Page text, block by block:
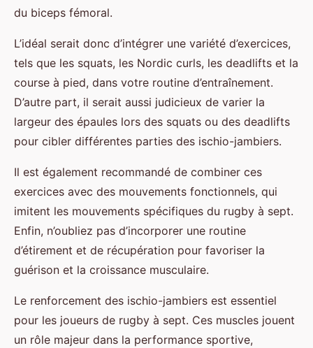
du biceps fémoral.
L’idéal serait donc d’intégrer une variété d’exercices,
tels que les squats, les Nordic curls, les deadlifts et la
course à pied, dans votre routine d’entraînement.
D’autre part, il serait aussi judicieux de varier la
largeur des épaules lors des squats ou des deadlifts
pour cibler différentes parties des ischio-jambiers.
Il est également recommandé de combiner ces
exercices avec des mouvements fonctionnels, qui
imitent les mouvements spécifiques du rugby à sept.
Enfin, n’oubliez pas d’incorporer une routine
d’étirement et de récupération pour favoriser la
guérison et la croissance musculaire.
Le renforcement des ischio-jambiers est essentiel
pour les joueurs de rugby à sept. Ces muscles jouent
un rôle majeur dans la performance sportive,